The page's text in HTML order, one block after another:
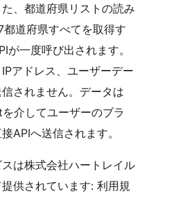
、都道府県リストの読み
道府県すべてを取得す
が一度呼び出されます。
アドレス、ユーザーデー
されません。データは
介してユーザーのブラ
APIへ送信されます。
は株式会社ハートレイル
供されています: 利用規